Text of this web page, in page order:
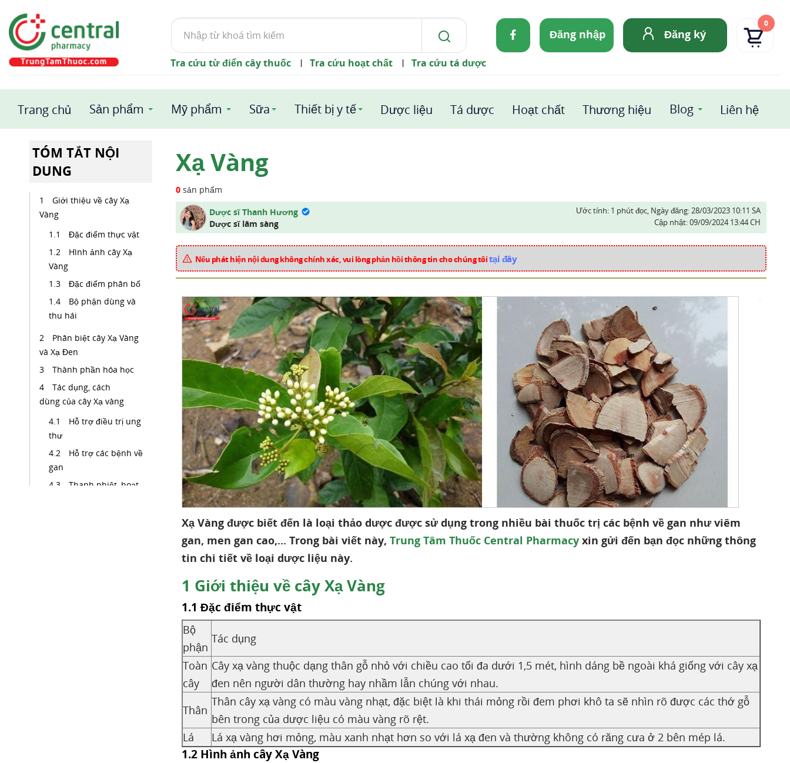
Tìm
kiếm
Đăng nhập Đăng ký
0
Tra cứu từ điển cây thuốc | Tra cứu hoạt chất | Tra cứu tá dược
Trang chủ Sản phẩm Mỹ phẩm Sữa Thiết bị y tế Dược liệu Tá dược Hoạt chất Thương hiệu Blog Liên hệ
TÓM TẮT NỘI
DUNG
Giới thiệu về cây Xạ
Vàng
Đặc điểm thực vật
Hình ảnh cây Xạ
Vàng
Đặc điểm phân bố
Bộ phận dùng và
thu hái
Phân biệt cây Xạ Vàng
và Xạ Đen
Thành phần hóa học
Tác dụng, cách
dùng của cây Xạ vàng
Hỗ trợ điều trị ung
thư
Hỗ trợ các bệnh về
gan
Thanh nhiệt, hoạt
Xạ Vàng
0sản phẩm
Dược sĩ Thanh Hương
Dược sĩ lâm sàng
Ước tính: 1 phút đọc, Ngày đăng:28/03/2023 10:11 SA
Cập nhật:09/09/2024 13:44 CH
Nếu phát hiện nội dung không chính xác, vui lòng phản hồi thông tin cho chúng tôitại đây
Xạ Vàng được biết đến là loại thảo dược được sử dụng trong nhiều bài thuốc trị các bệnh về gan như viêm
gan, men gan cao,... Trong bài viết này, Trung Tâm Thuốc Central Pharmacyxin gửi đến bạn đọc những thông
tin chi tiết về loại dược liệu này.
1 Giới thiệu về cây Xạ Vàng
1.1 Đặc điểm thực vật
Bộ
phận
Tác dụng
Toàn
cây
Cây xạ vàng thuộc dạng thân gỗ nhỏ với chiều cao tối đa dưới 1,5 mét, hình dáng bề ngoài khá giống với cây xạ
đen nên người dân thường hay nhầm lẫn chúng với nhau.
Thân
Thân cây xạ vàng có màu vàng nhạt, đặc biệt là khi thái mỏng rồi đem phơi khô ta sẽ nhìn rõ được các thớ gỗ
bên trong của dược liệu có màu vàng rõ rệt.
Lá
Lá xạ vàng hơi mỏng, màu xanh nhạt hơn so với lá xạ đen và thường không có răng cưa ở 2 bên mép lá.
1.2 Hình ảnh cây Xạ Vàng